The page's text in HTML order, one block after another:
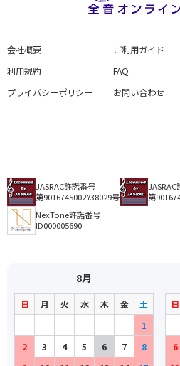
会社概要
利用規約
プライバシーポリシー
ご利用ガイド
FAQ
お問い合わせ
JASRAC許諾番号
第9016745002Y38029号
JASRAC
第
NexTone許諾番号
ID000005690
8月
日 月 火 水 木 金
土
1
2
3 4 5 6 7
8
日
6